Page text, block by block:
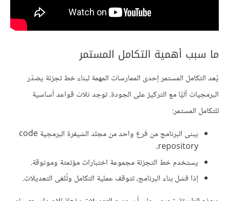
ما سبب أهمية التكامل المستمر
يُعد التكامل المستمر إحدى الممارسات المهمة لبناء خط تجزئة يصَدّر
البرمجيات آليًّا مع التركيز على الجودة. توجد ثلاث قواعد أساسية
للتكامل المستمر:
يبنى البرنامج من فرع واحد من مجلد الشيفرة البرمجية code
repository.
يستخدم خط التجزئة مجموعة اختبارات مؤتمتة وموثوقة.
إذا فشل بناء البرنامج، تتوقف عملية التكامل وتُلغى التعديلات.